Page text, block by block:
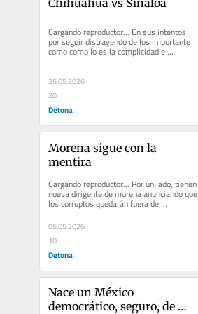
Cargando reproductor... En sus intentos
por seguir distrayendo de los importante
como como lo es la complicidad e
25.05.2026
20
Detona
Morena sigue con la
mentira
Cargando reproductor... Por un lado, tienen
nueva dirigente de morena anunciando que
los corruptos quedarán fuera de
candidaturas...
06.05.2026
10
Detona
Nace un México
democrático, seguro, de